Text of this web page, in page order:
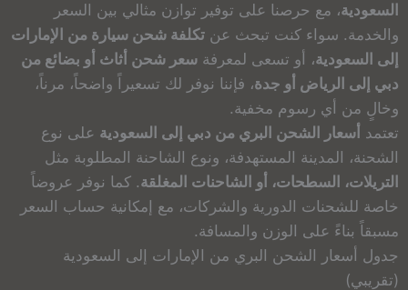
السعودية، مع حرصنا على توفير توازن مثالي بين السعر
والخدمة. سواء كنت تبحث عن تكلفة شحن سيارة من الإمارات
إلى السعودية، أو تسعى لمعرفة سعر شحن أثاث أو بضائع من
دبي إلى الرياض أو جدة، فإننا نوفر لك تسعيراً واضحاً، مرناً،
وخالٍ من أي رسوم مخفية.
تعتمد أسعار الشحن البري من دبي إلى السعودية على نوع
الشحنة، المدينة المستهدفة، ونوع الشاحنة المطلوبة مثل
التريلات، السطحات، أو الشاحنات المغلقة. كما نوفر عروضاً
خاصة للشحنات الدورية والشركات، مع إمكانية حساب السعر
مسبقاً بناءً على الوزن والمسافة.
جدول أسعار الشحن البري من الإمارات إلى السعودية
(تقريبي)